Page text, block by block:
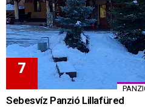
Sebesvíz Panzió Lillafüred